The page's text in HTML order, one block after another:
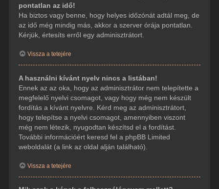
pontatlan az idő!
Ha biztos vagy benne, hogy helyes időzónát adtál meg, de
az idő még mindig más, akkor a szerver órája pontatlan.
Kérjük, értesíts erről egy adminisztrátort.
Vissza a tetejére
A használni kívánt nyelv nincs a listában!
Ennek az az oka, hogy az adminisztrátor nem telepítette a
megfelelő nyelvi csomagot, vagy hogy még nem készült
fordítás a kívánt nyelvre. Kérd meg az adminisztrátort,
hogy telepítse a nyelvi csomagot, amennyiben viszont
még nem létezik, nyugodtan készítsd el a fordítást.
További információért keresd fel a phpBB Limited
weboldalát (a link az oldal alján található).
Vissza a tetejére